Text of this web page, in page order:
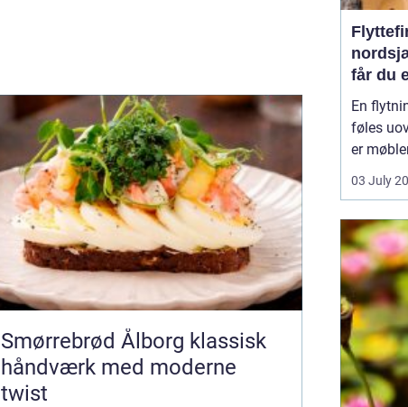
Smørrebrød Ålborg klassisk
håndværk med moderne
twist
får du
En
føles
er
bæres,
pakkes,
Mange
vælger
som
tunge
03 July